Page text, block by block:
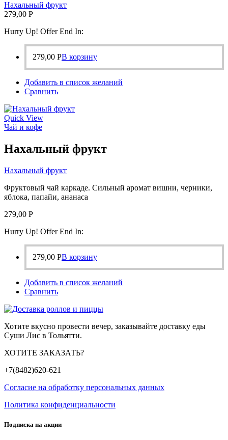
Нахальный фрукт
279,00 Р
Hurry Up! Offer End In:
279,00 РВ корзину
Добавить в список желаний
Сравнить
Quick View
Чай и кофе
Нахальный фрукт
Нахальный фрукт
Фруктовый чай каркаде. Сильный аромат вишни, черники,
яблока, папайи, ананаса
279,00 Р
Hurry Up! Offer End In:
279,00 РВ корзину
Добавить в список желаний
Сравнить
Хотите вкусно провести вечер, заказывайте доставку еды
Суши Лис в Тольятти.
ХОТИТЕ ЗАКАЗАТЬ?
+7(8482)620-621
Согласие на обработку персональных данных
Политика конфиденциальности
Подписка на акции